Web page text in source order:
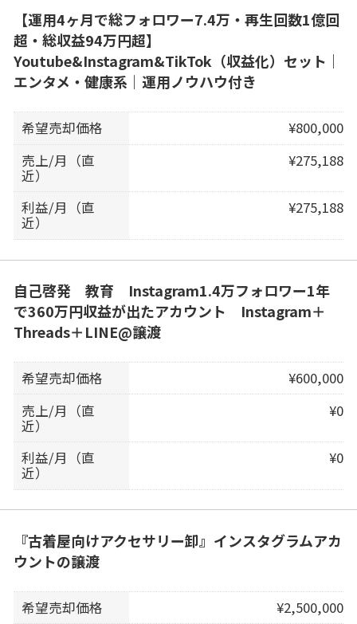
【運用4ヶ月で総フォロワー7.4万・再生回数1億回
超・総収益94万円超】
Youtube&Instagram&TikTok（収益化）セット｜
エンタメ・健康系｜運用ノウハウ付き
希望売却価格
¥800,000
売上/月（直
近）
¥275,188
利益/月（直
近）
¥275,188
自己啓発 教育 Instagram1.4万フォロワー1年
で360万円収益が出たアカウント Instagram＋
Threads＋LINE@譲渡
希望売却価格
¥600,000
売上/月（直
近）
¥0
利益/月（直
近）
¥0
『古着屋向けアクセサリー卸』インスタグラムアカ
ウントの譲渡
希望売却価格 ¥2,500,000